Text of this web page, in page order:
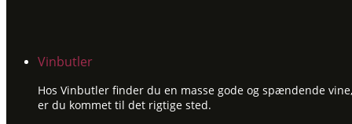
Vinbutler
Hos Vinbutler finder du en masse gode og spændende
er du kommet til det rigtige sted.